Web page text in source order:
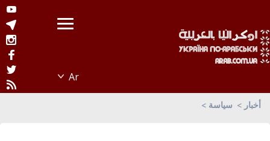
أخبار سياسة